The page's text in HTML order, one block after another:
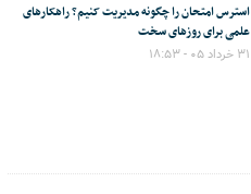
استرس امتحان را چگونه مدیریت کنیم؟ راهکارهای
علمی برای روزهای سخت
۳۱ خرداد ۰۵ - ۱۸:۵۳